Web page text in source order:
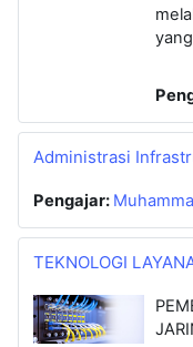
Administrasi
Pengajar:
TEKNOLOGI